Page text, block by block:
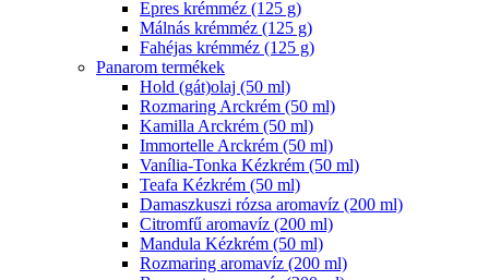
Epres krémméz (125 g)
Málnás krémméz (125 g)
Fahéjas krémméz (125 g)
Panarom termékek
Hold (gát)olaj (50 ml)
Rozmaring Arckrém (50 ml)
Kamilla Arckrém (50 ml)
Immortelle Arckrém (50 ml)
Vanília-Tonka Kézkrém (50 ml)
Teafa Kézkrém (50 ml)
Damaszkuszi rózsa aromavíz (200 ml)
Citromfű aromavíz (200 ml)
Mandula Kézkrém (50 ml)
Rozmaring aromavíz (200 ml)